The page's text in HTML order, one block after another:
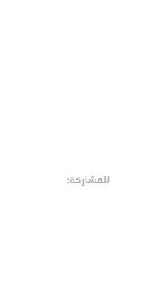
للمشاركة: